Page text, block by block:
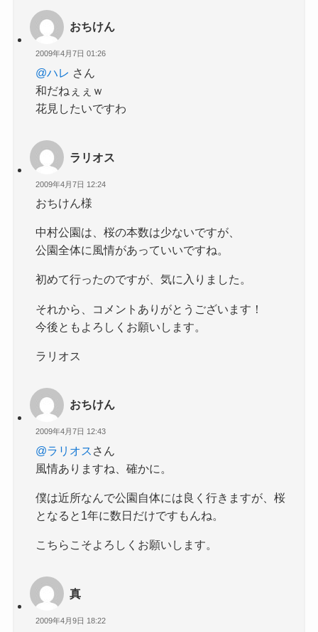
おちけん
2009年4月7日 01:26
@ハレ さん
和だねぇぇｗ
花見したいですわ
ラリオス
2009年4月7日 12:24
おちけん様
中村公園は、桜の本数は少ないですが、
公園全体に風情があっていいですね。
初めて行ったのですが、気に入りました。
それから、コメントありがとうございます！
今後ともよろしくお願いします。
ラリオス
おちけん
2009年4月7日 12:43
@ラリオス さん
風情ありますね、確かに。
僕は近所なんで公園自体には良く行きますが、桜
となると1年に数日だけですもんね。
こちらこそよろしくお願いします。
真
2009年4月9日 18:22